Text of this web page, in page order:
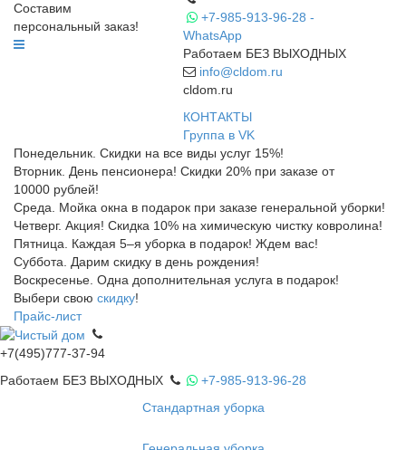
Составим
персональный заказ!
+7-985-913-96-28 -
WhatsApp
Работаем БЕЗ ВЫХОДНЫХ
info@cldom.ru
cldom.ru
КОНТАКТЫ
Группа в VK
Понедельник. Скидки на все виды услуг 15%!
Вторник. День пенсионера! Скидки 20% при заказе от
10000 рублей!
Среда. Мойка окна в подарок при заказе генеральной уборки!
Четверг. Акция! Скидка 10% на химическую чистку ковролина!
Пятница. Каждая 5–я уборка в подарок! Ждем вас!
Суббота. Дарим скидку в день рождения!
Воскресенье. Одна дополнительная услуга в подарок!
Выбери свою скидку!
Прайс-лист
+7(495)777-37-94
Работаем БЕЗ ВЫХОДНЫХ
+7-985-913-96-28
Стандартная уборка